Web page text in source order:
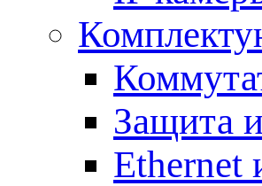
Защита
Ethernet